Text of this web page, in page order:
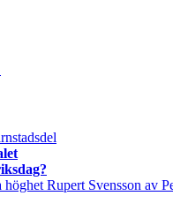
Rupert Svensson av